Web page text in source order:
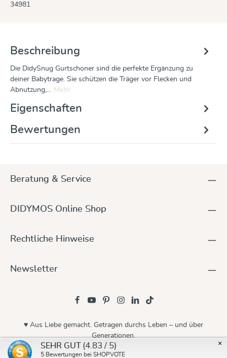
34981
Beschreibung
Die DidySnug Gurtschoner sind die perfekte Ergänzung zu
deiner Babytrage. Sie schützen die Träger vor Flecken und
Abnutzung,… Mehr
Eigenschaften
Bewertungen
Beratung & Service
DIDYMOS Online Shop
Rechtliche Hinweise
Newsletter
© 2026 Didymos
♥ Aus Liebe gemacht. Getragen durchs Leben – und über
Generationen.
×
SEHR GUT (4.83 / 5)
5 Bewertungen bei SHOPVOTE